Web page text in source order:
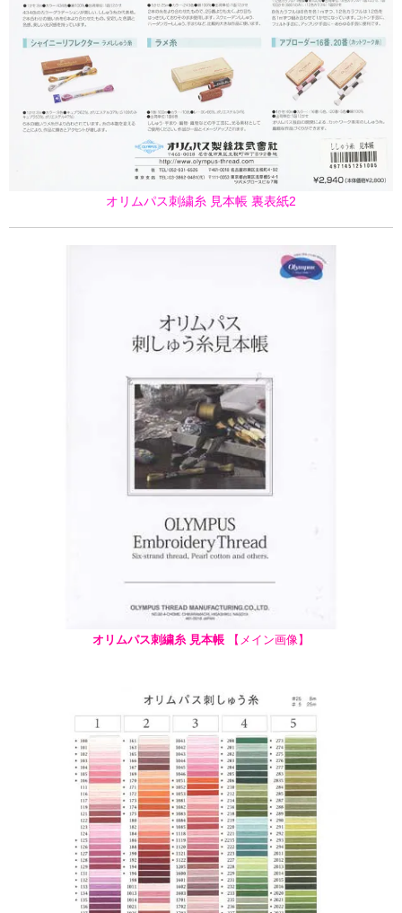
オリムパス刺繍糸 見本帳 裏表紙2
オリムパス刺繍糸 見本帳 【メイン画像】